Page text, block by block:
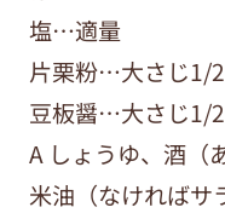
塩…適量
片栗粉…大さじ1/2
豆板醤…大さじ1/2
A しょうゆ、酒（
米油（なければ